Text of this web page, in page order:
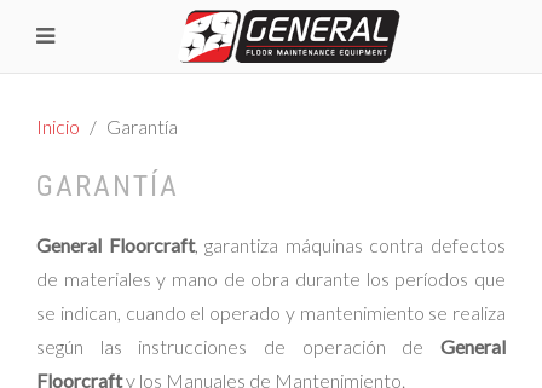
Inicio Garantía
GARANTÍA
General Floorcraft, garantiza máquinas contra defectos
de materiales y mano de obra durante los períodos que
se indican, cuando el operado y mantenimiento se realiza
según las instrucciones de operación de General
Floorcrafty los Manuales de Mantenimiento.